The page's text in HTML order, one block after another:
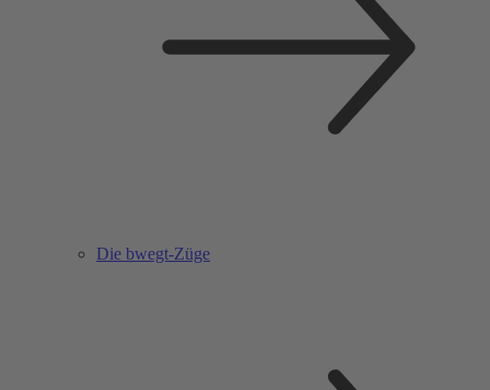
Die bwegt-Züge